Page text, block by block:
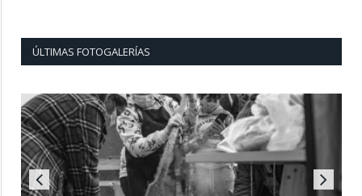
ÚLTIMAS FOTOGALERÍAS